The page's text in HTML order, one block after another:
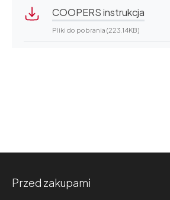
COOPERS instrukcja
Pliki do pobrania (223.14KB)
Przed zakupami